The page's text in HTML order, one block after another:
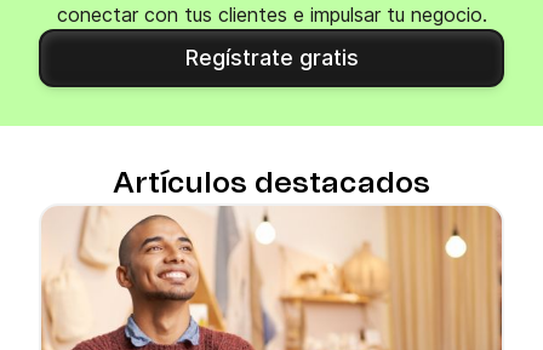
conectar con tus clientes e impulsar tu negocio.
Regístrate gratis
Artículos destacados